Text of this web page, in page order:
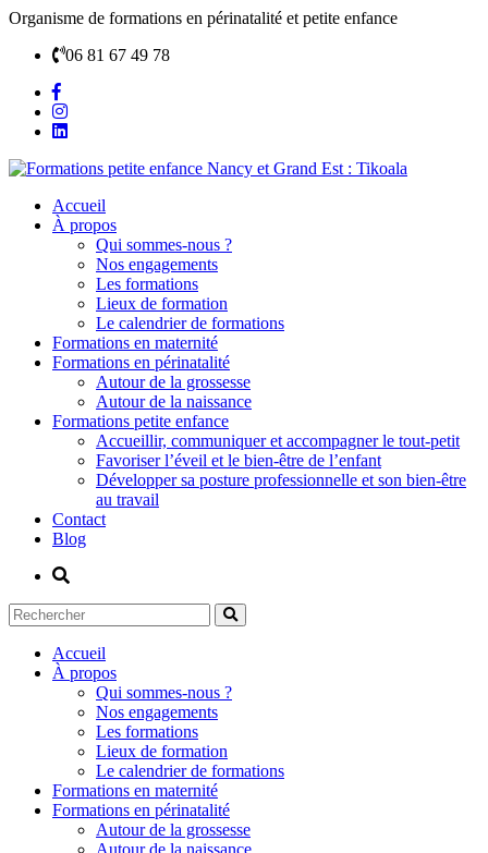
Organisme de formations en périnatalité et petite enfance
06 81 67 49 78
Accueil
À propos
Qui sommes-nous ?
Nos engagements
Les formations
Lieux de formation
Le calendrier de formations
Formations en maternité
Formations en périnatalité
Autour de la grossesse
Autour de la naissance
Formations petite enfance
Accueillir, communiquer et accompagner le tout-petit
Favoriser l’éveil et le bien-être de l’enfant
Développer sa posture professionnelle et son bien-être
au travail
Contact
Blog
Accueil
À propos
Qui sommes-nous ?
Nos engagements
Les formations
Lieux de formation
Le calendrier de formations
Formations en maternité
Formations en périnatalité
Autour de la grossesse
Autour de la naissance